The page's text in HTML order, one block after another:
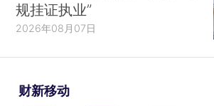
规挂证执业”
2026年08月07日
财新移动